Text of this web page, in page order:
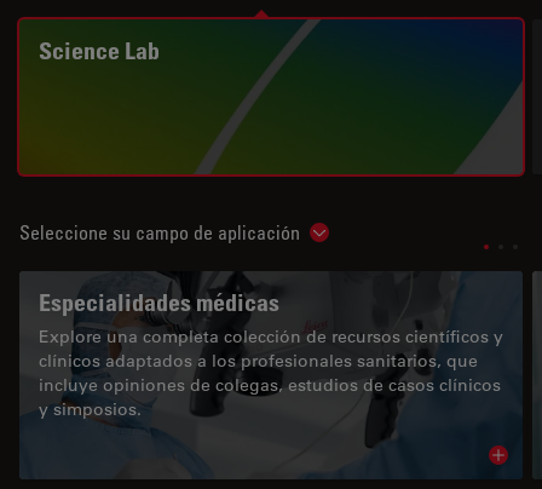
Science Lab
Seleccione su campo de aplicación Show subnavigation
Especialidades médicas
Explore una completa colección de recursos científicos y
clínicos adaptados a los profesionales sanitarios, que
incluye opiniones de colegas, estudios de casos clínicos
y simposios.